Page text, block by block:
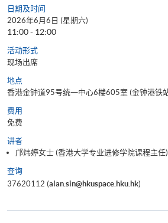
日期及时间
2026年6月6日 (星期六)
11:00 - 12:00
活动形式
现场出席
地点
香港金钟道95号统一中心6楼605室 (金钟港铁
费用
免费
讲者
邝炜婷女士 (香港大学专业进修学院课程主任)
查询
37620112 (alan.sin@hkuspace.hku.hk)